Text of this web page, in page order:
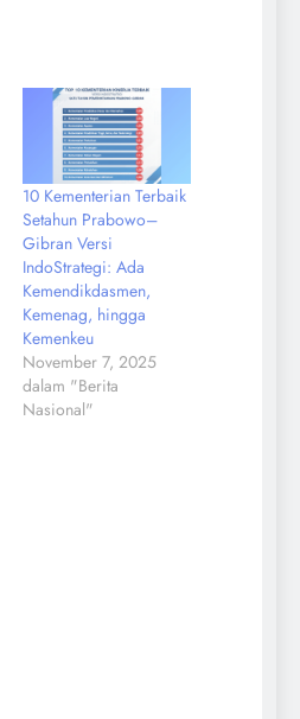
10 Kementerian Terbaik
Setahun Prabowo–
Gibran Versi
IndoStrategi: Ada
Kemendikdasmen,
Kemenag, hingga
Kemenkeu
November 7, 2025
dalam "Berita
Nasional"